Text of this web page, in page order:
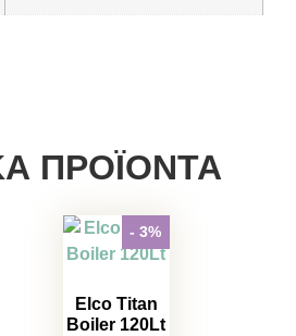
ΠΡΟΪΌΝΤΑ
- 3%
Elco Titan
Boiler 120Lt